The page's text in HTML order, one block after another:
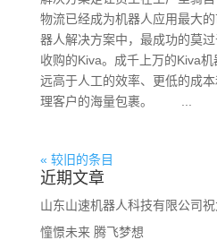
物流已经成为机器人应用最大
器人解决方案中，最成功的莫
收购的Kiva。成千上万的Kiva
远高于人工的效率、更低的成
理客户的海量包裹。 ...
« 较旧的条目
近期文章
山东山速机器人科技有限公司
憧憬未来 腾飞梦想